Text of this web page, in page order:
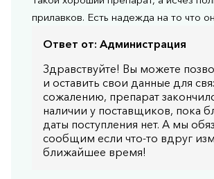
прилавков. Есть надежда на то что
Ответ от: Администрация
Здравствуйте! Вы можете
и оставить свои данные для
сожалению, препарат
наличии у поставщиков, пока
даты поступления нет. А мы
сообщим если что-то вдруг
ближайшее время!